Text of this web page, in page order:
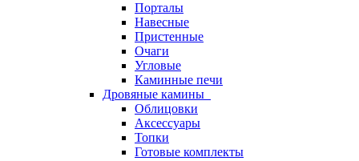
Порталы
Навесные
Пристенные
Очаги
Угловые
Каминные печи
Дровяные камины
Облицовки
Аксессуары
Топки
Готовые комплекты